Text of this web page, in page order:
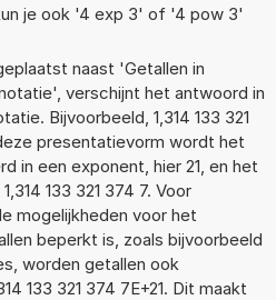
je ook '4 exp 3' of '4 pow 3'
naast 'Getallen in
verschijnt het antwoord in
Bijvoorbeeld, 1,314 133 321
presentatievorm wordt het
in een exponent, hier 21, en het
133 321 374 7. Voor
mogelijkheden voor het
beperkt is, zoals bijvoorbeeld
worden getallen ook
133 321 374 7E+21. Dit maakt